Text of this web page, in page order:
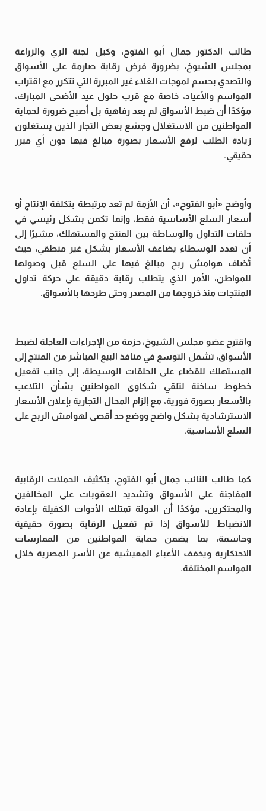
طالب الدكتور جمال أبو الفتوح، وكيل لجنة الري والزراعة
بمجلس الشيوخ، بضرورة فرض رقابة صارمة على الأسواق
والتصدي بحسم لموجات الغلاء غير المبررة التي تتكرر مع اقتراب
المواسم والأعياد، خاصة مع قرب حلول عيد الأضحى المبارك،
مؤكدًا أن ضبط الأسواق لم يعد رفاهية بل أصبح ضرورة لحماية
المواطنين من الاستغلال وجشع بعض التجار الذين يستغلون
زيادة الطلب لرفع الأسعار بصورة مبالغ فيها دون أي مبرر
حقيقي.
وأوضح «أبو الفتوح»، أن الأزمة لم تعد مرتبطة بتكلفة الإنتاج أو
أسعار السلع الأساسية فقط، وإنما تكمن بشكل رئيسي في
حلقات التداول والوساطة بين المنتج والمستهلك، مشيرًا إلى
أن تعدد الوسطاء يضاعف الأسعار بشكل غير منطقي، حيث
تُضاف هوامش ربح مبالغ فيها على السلع قبل وصولها
للمواطن، الأمر الذي يتطلب رقابة دقيقة على حركة تداول
المنتجات منذ خروجها من المصدر وحتى طرحها بالأسواق.
واقترح عضو مجلس الشيوخ، حزمة من الإجراءات العاجلة لضبط
الأسواق، تشمل التوسع في منافذ البيع المباشر من المنتج إلى
المستهلك للقضاء على الحلقات الوسيطة، إلى جانب تفعيل
خطوط ساخنة لتلقي شكاوى المواطنين بشأن التلاعب
بالأسعار بصورة فورية، مع إلزام المحال التجارية بإعلان الأسعار
الاسترشادية بشكل واضح ووضع حد أقصى لهوامش الربح على
السلع الأساسية.
كما طالب النائب جمال أبو الفتوح، بتكثيف الحملات الرقابية
المفاجئة على الأسواق وتشديد العقوبات على المخالفين
والمحتكرين، مؤكدًا أن الدولة تمتلك الأدوات الكفيلة بإعادة
الانضباط للأسواق إذا تم تفعيل الرقابة بصورة حقيقية
وحاسمة، بما يضمن حماية المواطنين من الممارسات
الاحتكارية ويخفف الأعباء المعيشية عن الأسر المصرية خلال
المواسم المختلفة.